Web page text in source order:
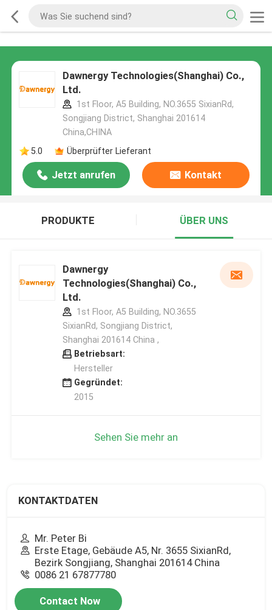
Dawnergy Technologies(Shanghai) Co.,
Ltd.
1st Floor, A5 Building, NO.3655 SixianRd,
Songjiang District, Shanghai 201614
China,CHINA
5.0
Überprüfter Lieferant
Jetzt anrufen Kontakt
PRODUKTE ÜBER UNS
Dawnergy
Technologies(Shanghai) Co.,
Ltd.
1st Floor, A5 Building, NO.3655
SixianRd, Songjiang District,
Shanghai 201614 China ,
Betriebsart:
Hersteller
Gegründet:
2015
Sehen Sie mehr an
KONTAKTDATEN
Mr. Peter Bi
Erste Etage, Gebäude A5, Nr. 3655 SixianRd,
Bezirk Songjiang, Shanghai 201614 China
0086 21 67877780
Contact Now